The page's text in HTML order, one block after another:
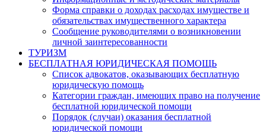
Форма справки о доходах расходах имуществе и
обязательствах имущественного характера
Сообщение руководителями о возникновении
личной заинтересованности
ТУРИЗМ
БЕСПЛАТНАЯ ЮРИДИЧЕСКАЯ ПОМОЩЬ
Список адвокатов, оказывающих бесплатную
юридическую помощь
Категории граждан, имеющих право на получение
бесплатной юридической помощи
Порядок (случаи) оказания бесплатной
юридической помощи